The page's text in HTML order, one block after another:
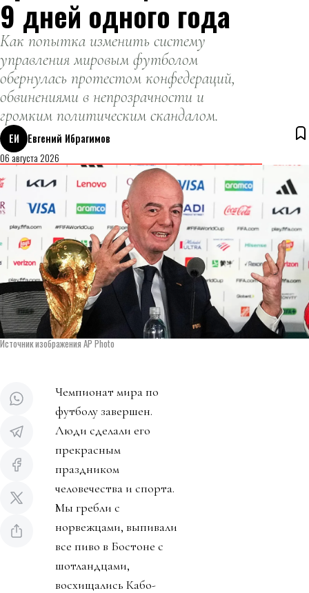
9 дней одного года
Как попытка изменить систему
управления мировым футболом
обернулась протестом конфедераций,
обвинениями в непрозрачности и
громким политическим скандалом.
ЕИ
Евгений Ибрагимов
06 августа 2026
Источник изображения AP Photo
Чемпионат мира по
футболу завершен.
Люди сделали его
прекрасным
праздником
человечества и спорта.
Мы гребли с
норвежцами, выпивали
все пиво в Бостоне с
шотландцами,
восхищались Кабо-